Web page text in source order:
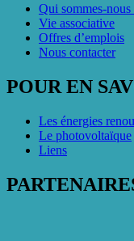
Qui sommes-nous
Vie associative
Offres d’emplois
Nous contacter
POUR EN
Les énergies
Le photovoltaïque
Liens